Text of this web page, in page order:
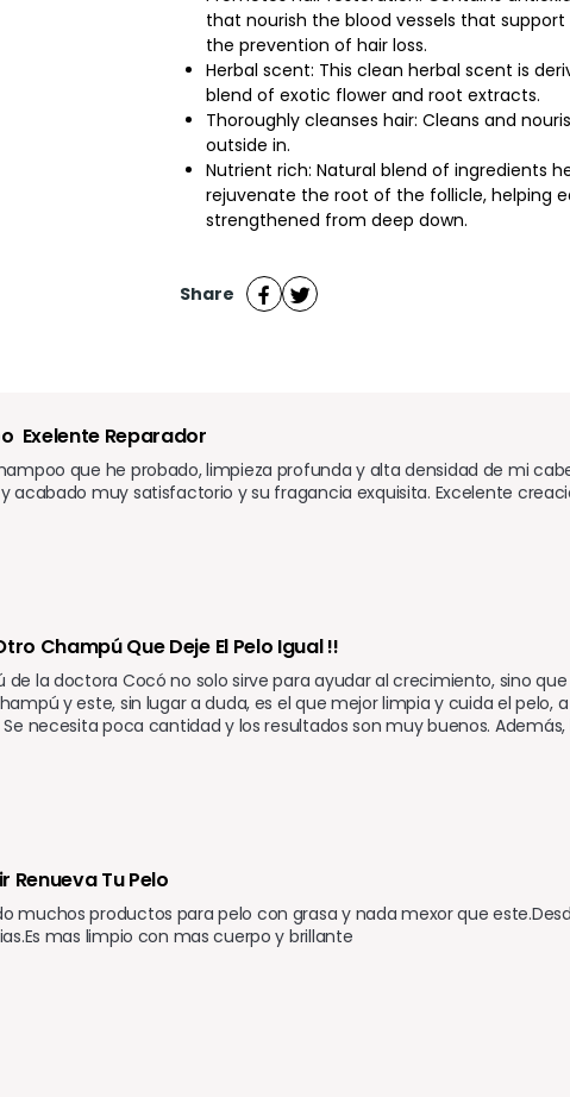
that nourish the blood vessels that
the prevention of hair loss.
Herbal scent: This clean herbal scent is
blend of exotic flower and root extracts.
Thoroughly cleanses hair: Cleans and
outside in.
Nutrient rich: Natural blend of ingredients
rejuvenate the root of the follicle, helping
strengthened from deep down.
Share
Exelente Reparador
que he probado, limpieza profunda y alta densidad de mi
acabado muy satisfactorio y su fragancia exquisita. Excelente
Champú Que Deje El Pelo Igual !!
de la doctora Cocó no solo sirve para ayudar al crecimiento, sino
y este, sin lugar a duda, es el que mejor limpia y cuida el
necesita poca cantidad y los resultados son muy buenos.
Renueva Tu Pelo
muchos productos para pelo con grasa y nada mexor que
mas limpio con mas cuerpo y brillante